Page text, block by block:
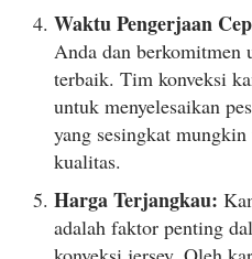
Waktu Pengerjaan
Anda dan berkomitmen
terbaik. Tim konveksi
untuk menyelesaikan
yang sesingkat
kualitas.
Harga Terjangkau:
adalah faktor penting